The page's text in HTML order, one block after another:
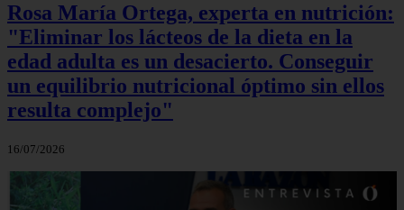
Rosa María Ortega, experta en nutrición:
"Eliminar los lácteos de la dieta en la
edad adulta es un desacierto. Conseguir
un equilibrio nutricional óptimo sin ellos
resulta complejo"
16/07/2026